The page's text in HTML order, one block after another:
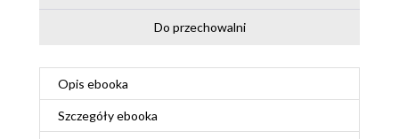
Do przechowalni
Opis ebooka
Szczegółyebooka